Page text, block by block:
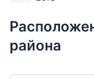
района